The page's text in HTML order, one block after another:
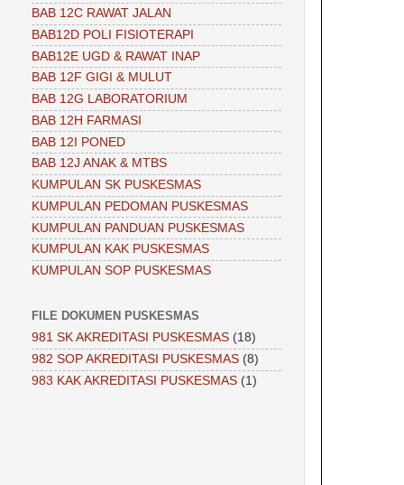
BAB 12C RAWAT JALAN
BAB12D POLI FISIOTERAPI
BAB12E UGD & RAWAT INAP
BAB 12F GIGI & MULUT
BAB 12G LABORATORIUM
BAB 12H FARMASI
BAB 12I PONED
BAB 12J ANAK & MTBS
KUMPULAN SK PUSKESMAS
KUMPULAN PEDOMAN PUSKESMAS
KUMPULAN PANDUAN PUSKESMAS
KUMPULAN KAK PUSKESMAS
KUMPULAN SOP PUSKESMAS
FILE DOKUMEN PUSKESMAS
981 SK AKREDITASI PUSKESMAS (18)
982 SOP AKREDITASI PUSKESMAS (8)
983 KAK AKREDITASI PUSKESMAS (1)